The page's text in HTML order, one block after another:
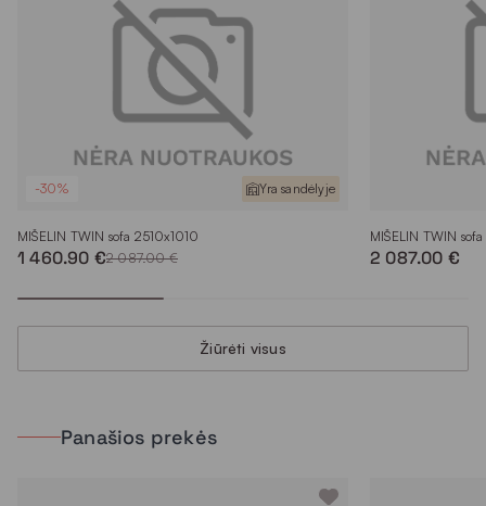
-30% Yra sandėlyje
MIŠELIN TWIN sofa 2510x1010
1 460.90 €2 087.00 €
MIŠELIN TWIN
2 087.00 €
Žiūrėti visus
Panašios prekės